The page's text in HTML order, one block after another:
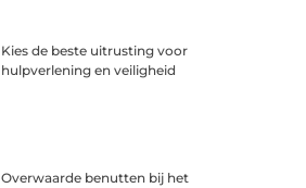
Kies de beste uitrusting voor
hulpverlening en veiligheid
Overwaarde benutten bij het